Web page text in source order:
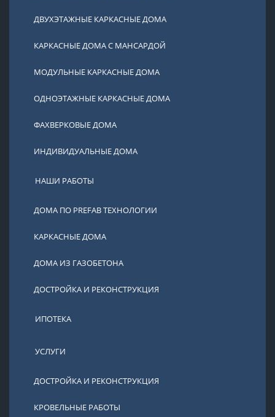
ДВУХЭТАЖНЫЕ КАРКАСНЫЕ ДОМА
КАРКАСНЫЕ ДОМА С МАНСАРДОЙ
МОДУЛЬНЫЕ КАРКАСНЫЕ ДОМА
ОДНОЭТАЖНЫЕ КАРКАСНЫЕ ДОМА
ФАХВЕРКОВЫЕ ДОМА
ИНДИВИДУАЛЬНЫЕ ДОМА
НАШИ РАБОТЫ
ДОМА ПО PREFAB ТЕХНОЛОГИИ
КАРКАСНЫЕ ДОМА
ДОМА ИЗ ГАЗОБЕТОНА
ДОСТРОЙКА И РЕКОНСТРУКЦИЯ
ИПОТЕКА
УСЛУГИ
ДОСТРОЙКА И РЕКОНСТРУКЦИЯ
КРОВЕЛЬНЫЕ РАБОТЫ